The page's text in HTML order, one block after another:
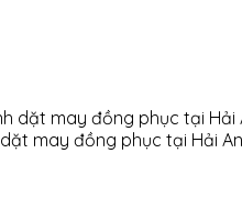
may đồng phục tại Hải